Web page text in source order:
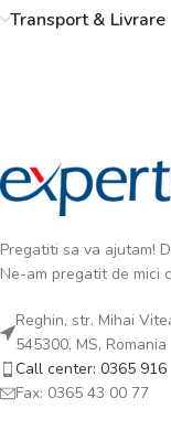
Transport & Livrare
Pregatiti sa va ajutam!
Ne-am pregatit de mici
Reghin, str. Mihai
545300, MS, Romania
Call center: 0365 916
Fax: 0365 43 00 77